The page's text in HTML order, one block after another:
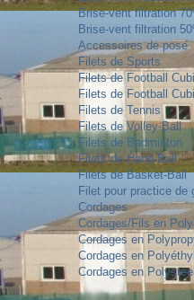
Brise-vent filtration
Brise-vent filtration
Accessoires de pose
Filets de Sports
Filets de Football
Filets de Football
Filets de Tennis
Filets de Volley-Ball
Filets de Badminton
Filets de Hand-Ball
Filets de Basket-Ball
Filet pour practice de
Cordages
Cordages/Fils en
Cordages en
Cordages en
Cordages en Polysteel